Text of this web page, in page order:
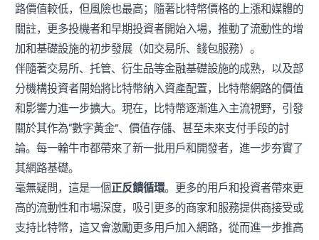
路價值較低，但風險也最高；隨著比特幣價格的上漲和媒體的
關註，更多投機者和早期投資者開始入場，推動了流動性的增
加和基礎設施的初步發展（如交易所、錢包服務）。
伴隨著交易所、托管、衍生品等金融基礎設施的成熟，以及部
分機構投資者開始將比特幣納入資產配置，比特幣網路的價值
和影響力進一步擴大。現在，比特幣逐漸進入主流視野，引發
關於其作為“數字黃金”、價值存儲、甚至未來支付手段的討
論。每一輪牛市都帶來了新一批用戶和開發者，進一步夯實了
其網路基礎。
毫無疑問，這是一個正反饋循環。更多的用戶和投資者帶來更
高的流動性和市場深度，吸引更多的商家和服務提供商接受或
支持比特幣，這又會激勵更多用戶加入網路，從而進一步推高